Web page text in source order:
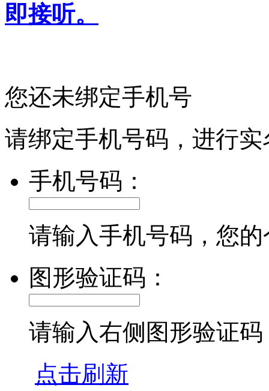
即接听。
您还未绑定手机号
请绑定手机号码，进行
手机号码：
请输入手机号码，您
图形验证码：
请输入右侧图形验证码
点击刷新